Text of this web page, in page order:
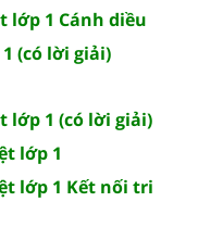
lớp 1 Cánh diều
(có lời giải)
lớp 1 (có lời giải)
lớp 1
lớp 1 Kết nối tri